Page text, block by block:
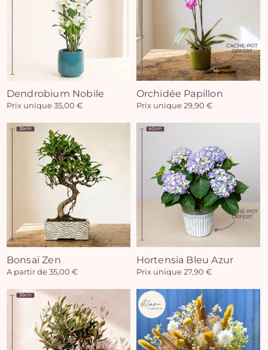
Dendrobium Nobile
Prix unique 35,00 €
Orchidée Papillon
Prix unique 29,90 €
Bonsaï Zen
A partir de 35,00 €
Hortensia Bleu Azur
Prix unique 27,90 €